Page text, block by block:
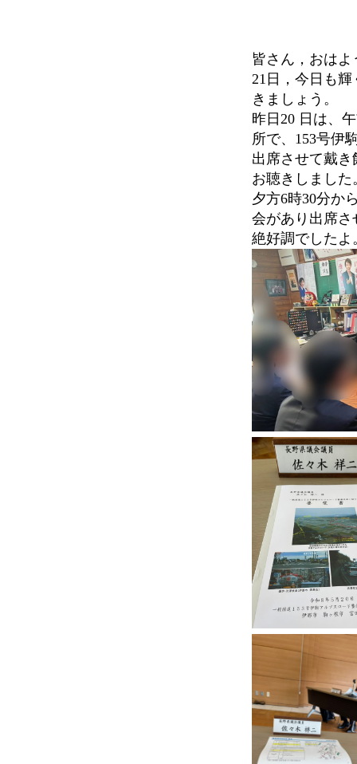
皆さん，おは
21日，今日も
きましょう。
昨日20 日は、
所で、153号伊
出席させて戴
お聴きしました
夕方6時30分か
会があり出席さ
絶好調でしたよ